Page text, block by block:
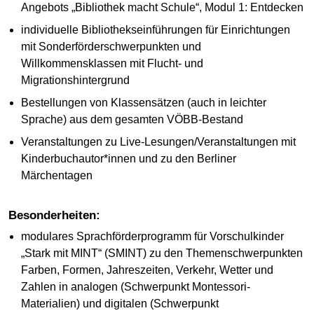
Angebots „Bibliothek macht Schule“, Modul 1: Entdecken
individuelle Bibliothekseinführungen für Einrichtungen
mit Sonderförderschwerpunkten und
Willkommensklassen mit Flucht- und
Migrationshintergrund
Bestellungen von Klassensätzen (auch in leichter
Sprache) aus dem gesamten VÖBB-Bestand
Veranstaltungen zu Live-Lesungen/Veranstaltungen mit
Kinderbuchautor*innen und zu den Berliner
Märchentagen
Besonderheiten:
modulares Sprachförderprogramm für Vorschulkinder
„Stark mit MINT“ (SMINT) zu den Themenschwerpunkten
Farben, Formen, Jahreszeiten, Verkehr, Wetter und
Zahlen in analogen (Schwerpunkt Montessori-
Materialien) und digitalen (Schwerpunkt